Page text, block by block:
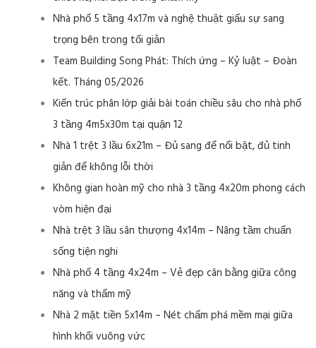
Nhà phố 5 tầng 4x17m và nghệ thuật giấu sự sang
trọng bên trong tối giản
Team Building Song Phát: Thích ứng – Kỷ luật – Đoàn
kết. Tháng 05/2026
Kiến trúc phân lớp giải bài toán chiều sâu cho nhà phố
3 tầng 4m5x30m tại quận 12
Nhà 1 trệt 3 lầu 6x21m – Đủ sang để nổi bật, đủ tinh
giản để không lỗi thời
Không gian hoàn mỹ cho nhà 3 tầng 4x20m phong cách
vòm hiện đại
Nhà trệt 3 lầu sân thượng 4x14m – Nâng tầm chuẩn
sống tiện nghi
Nhà phố 4 tầng 4x24m – Vẻ đẹp cân bằng giữa công
năng và thẩm mỹ
Nhà 2 mặt tiền 5x14m – Nét chấm phá mềm mại giữa
hình khối vuông vức